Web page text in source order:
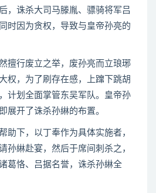
，诛杀大司马滕胤、骠骑将军吕
时因为贪权，导致与皇帝孙亮的
行废立之举，废孙亮而立琅琊
权，为了刷存在感，上蹿下跳胡
计划全面掌管东吴军队。皇帝孙
展开了诛杀孙綝的布置。
下，以丁奉作为具体实施者，
孙綝赴宴，然后于席间刺杀之，
葛恪、吕据名誉，诛杀孙綝全